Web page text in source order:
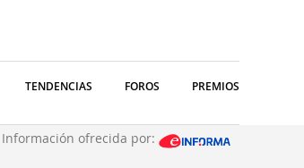
TENDENCIAS FOROS PREMIOS
Información ofrecida por: